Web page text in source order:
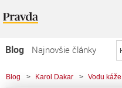
Blog
Najnovšie články
Najčítanejšie články
Blog > Karol Dakar > Vodu